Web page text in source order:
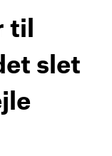
til
slet